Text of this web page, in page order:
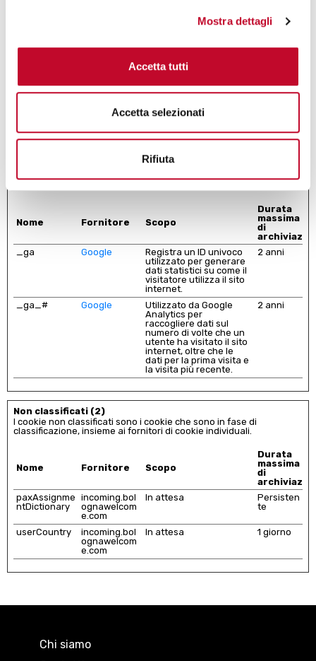
Mostra dettagli
Accetta tutti
Accetta selezionati
Rifiuta
Durata
m.stripe.com
Questo cookie viene
finestra di pagamento: il
cookie è necessario per
effettuare transazioni
sicure sul sito web.
visitatori interagiscono con i siti raccogliendo e trasmettendo
Nome Fornitore Scopo
Durata
massima
di
_ga
Google
Registra un ID univoco
utilizzato per generare
dati statistici su come il
visitatore utilizza il sito
internet.
2 anni
_ga_# Google
Utilizzato da Google
Analytics per
raccogliere dati sul
numero di volte che un
utente ha visitato il sito
internet, oltre che le
dati per la prima visita e
la visita più recente.
2 anni
Non classificati (2)
I cookie non classificati sono i cookie che sono in fase di
classificazione, insieme ai fornitori di cookie individuali.
Nome Fornitore Scopo
Durata
massima
di
paxAssignme
ntDictionary
incoming.bol
ognawelcom
e.com
In attesa
Persisten
te
userCountry
incoming.bol
ognawelcom
e.com
In attesa 1 giorno
Chi siamo